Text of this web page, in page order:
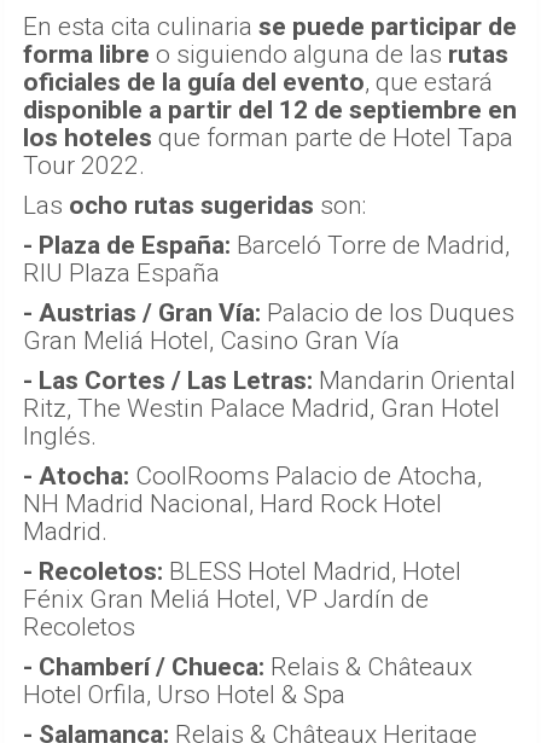
En esta cita culinaria se puede participar de
forma libre o siguiendo alguna de las rutas
oficiales de la guía del evento, que estará
disponible a partir del 12 de septiembre en
los hoteles que forman parte de Hotel Tapa
Tour 2022.
Las ocho rutas sugeridas son:
- Plaza de España: Barceló Torre de Madrid,
RIU Plaza España
- Austrias / Gran Vía: Palacio de los Duques
Gran Meliá Hotel, Casino Gran Vía
- Las Cortes / Las Letras: Mandarin Oriental
Ritz, The Westin Palace Madrid, Gran Hotel
Inglés.
- Atocha: CoolRooms Palacio de Atocha,
NH Madrid Nacional, Hard Rock Hotel
Madrid.
- Recoletos: BLESS Hotel Madrid, Hotel
Fénix Gran Meliá Hotel, VP Jardín de
Recoletos
- Chamberí / Chueca: Relais & Châteaux
Hotel Orfila, Urso Hotel & Spa
- Salamanca: Relais & Châteaux Heritage